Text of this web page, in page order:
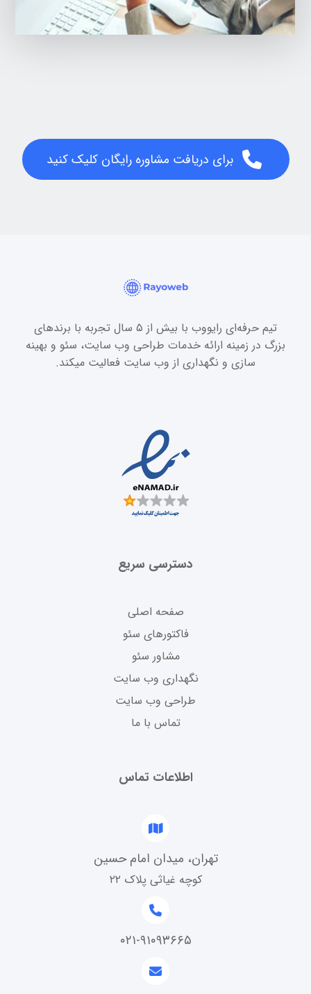
برای دریافت مشاوره رایگان کلیک کنید
تیم حرفه‌ای رایووب با بیش از ۵ سال تجربه با برندهای
بزرگ در زمینه ارائه خدمات طراحی وب سایت، سئو و بهینه
سازی و نگهداری از وب سایت فعالیت میکند.
دسترسی سریع
صفحه اصلی
فاکتورهای سئو
مشاور سئو
نگهداری وب سایت
طراحی وب سایت
تماس با ما
اطلاعات تماس
تهران، میدان امام حسین
کوچه غیاثی پلاک ۲۲
۰۲۱-۹۱۰۹۳۶۶۵